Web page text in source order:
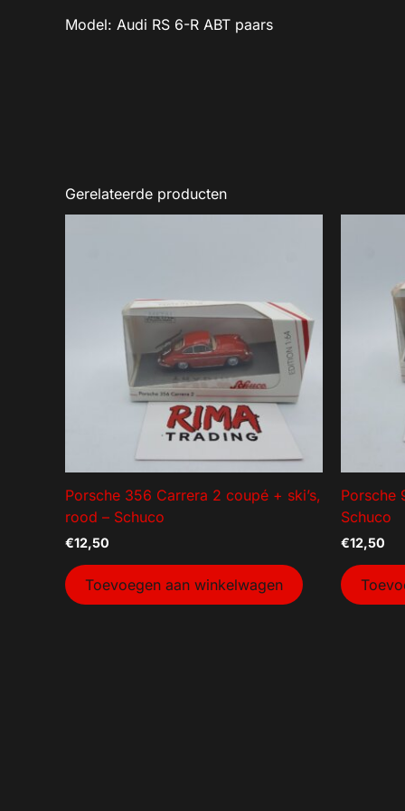
Model: Audi RS 6-R ABT paars
Gerelateerde producten
Porsche 356 Carrera 2 coupé + ski’s,
rood – Schuco
€12,50
Toevoegen aan winkelwagen
Porsche
Schuco
€12,50